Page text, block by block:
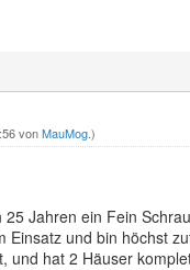
vonMauMog.)
Jahren ein Fein
Einsatz und bin höchst
und hat 2 Häuser